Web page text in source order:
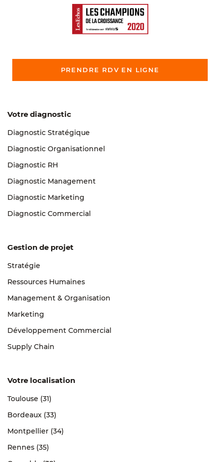
PRENDRE RDV EN LIGNE
Votre diagnostic
Diagnostic Stratégique
Diagnostic Organisationnel
Diagnostic RH
Diagnostic Management
Diagnostic Marketing
Diagnostic Commercial
Gestion de projet
Stratégie
Ressources Humaines
Management & Organisation
Marketing
Développement Commercial
Supply Chain
Votre localisation
Toulouse (31)
Bordeaux (33)
Montpellier (34)
Rennes (35)